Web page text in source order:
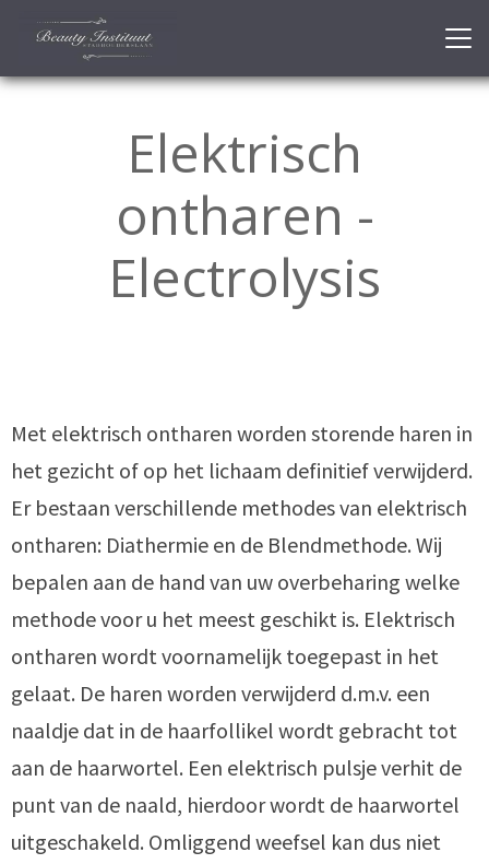
Elektrisch
ontharen -
Electrolysis
Met elektrisch ontharen worden storende haren in
het gezicht of op het lichaam definitief verwijderd.
Er bestaan verschillende methodes van elektrisch
ontharen: Diathermie en de Blendmethode. Wij
bepalen aan de hand van uw overbeharing welke
methode voor u het meest geschikt is. Elektrisch
ontharen wordt voornamelijk toegepast in het
gelaat. De haren worden verwijderd d.m.v. een
naaldje dat in de haarfollikel wordt gebracht tot
aan de haarwortel. Een elektrisch pulsje verhit de
punt van de naald, hierdoor wordt de haarwortel
uitgeschakeld. Omliggend weefsel kan dus niet